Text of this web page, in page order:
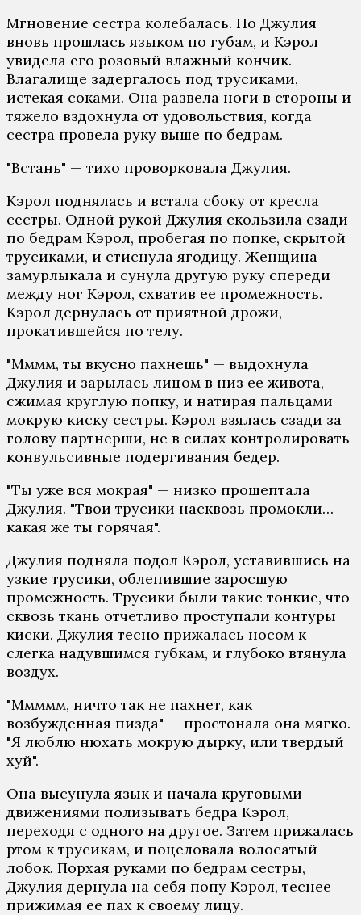
Мгновение сестра колебалась. Но Джулия
вновь прошлась языком по губам, и Кэрол
увидела его розовый влажный кончик.
Влагалище задергалось под трусиками,
истекая соками. Она развела ноги в стороны и
тяжело вздохнула от удовольствия, когда
сестра провела руку выше по бедрам.
"Встань" — тихо проворковала Джулия.
Кэрол поднялась и встала сбоку от кресла
сестры. Одной рукой Джулия скользила сзади
по бедрам Кэрол, пробегая по попке, скрытой
трусиками, и стиснула ягодицу. Женщина
замурлыкала и сунула другую руку спереди
между ног Кэрол, схватив ее промежность.
Кэрол дернулась от приятной дрожи,
прокатившейся по телу.
"Мммм, ты вкусно пахнешь" — выдохнула
Джулия и зарылась лицом в низ ее живота,
сжимая круглую попку, и натирая пальцами
мокрую киску сестры. Кэрол взялась сзади за
голову партнерши, не в силах контролировать
конвульсивные подергивания бедер.
"Ты уже вся мокрая" — низко прошептала
Джулия. "Твои трусики насквозь промокли…
какая же ты горячая".
Джулия подняла подол Кэрол, уставившись на
узкие трусики, облепившие заросшую
промежность. Трусики были такие тонкие, что
сквозь ткань отчетливо проступали контуры
киски. Джулия тесно прижалась носом к
слегка надувшимся губкам, и глубоко втянула
воздух.
"Ммммм, ничто так не пахнет, как
возбужденная пизда" — простонала она мягко.
"Я люблю нюхать мокрую дырку, или твердый
хуй".
Она высунула язык и начала круговыми
движениями полизывать бедра Кэрол,
переходя с одного на другое. Затем прижалась
ртом к трусикам, и поцеловала волосатый
лобок. Порхая руками по бедрам сестры,
Джулия дернула на себя попу Кэрол, теснее
прижимая ее пах к своему лицу.